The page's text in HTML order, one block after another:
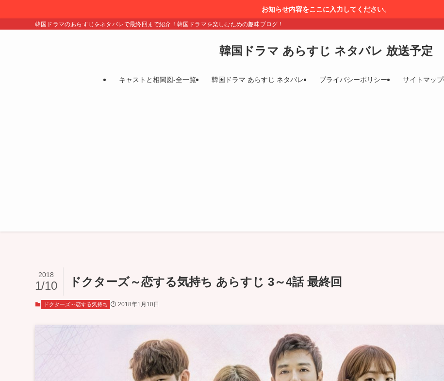
お知らせ内容をここに入力してください。
韓国ドラマのあらすじをネタバレで最終回まで紹介！韓国ドラマを楽しむための趣味ブログ！
韓国ドラマ あらすじ ネタバレ 放送予定
キャストと相関図-全一覧 韓国ドラマ あらすじ ネタバレ プライバシーポリシー サイトマップ
ドクターズ～恋する気持ち あらすじ 3～4話 最終回
2018
1/10
ドクターズ～恋する気持ち 2018年1月10日